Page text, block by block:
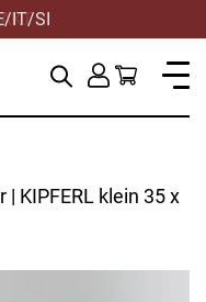
IT/SI
| KIPFERL klein 35 x